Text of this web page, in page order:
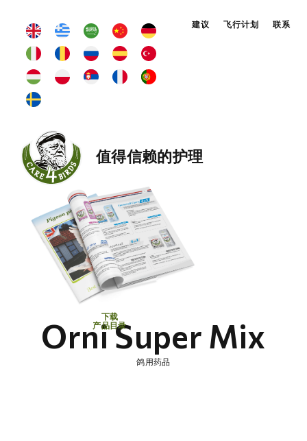
建议 飞行计划 联系
值得信赖的护理
下载
产品目录
Orni Super Mix
鸽用药品